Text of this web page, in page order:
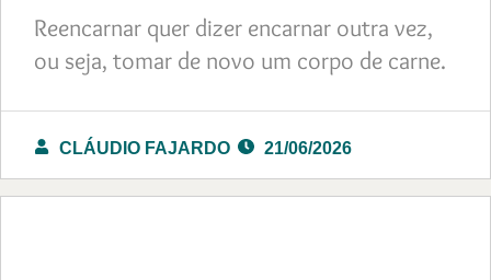
Reencarnar quer dizer encarnar outra vez,
ou seja, tomar de novo um corpo de carne.
CLÁUDIO FAJARDO 21/06/2026